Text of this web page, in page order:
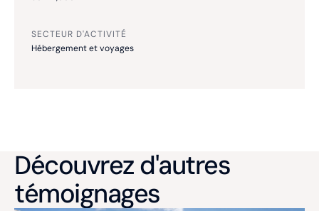
SECTEUR D'ACTIVITÉ
Hébergement et voyages
Découvrez d'autres
témoignages